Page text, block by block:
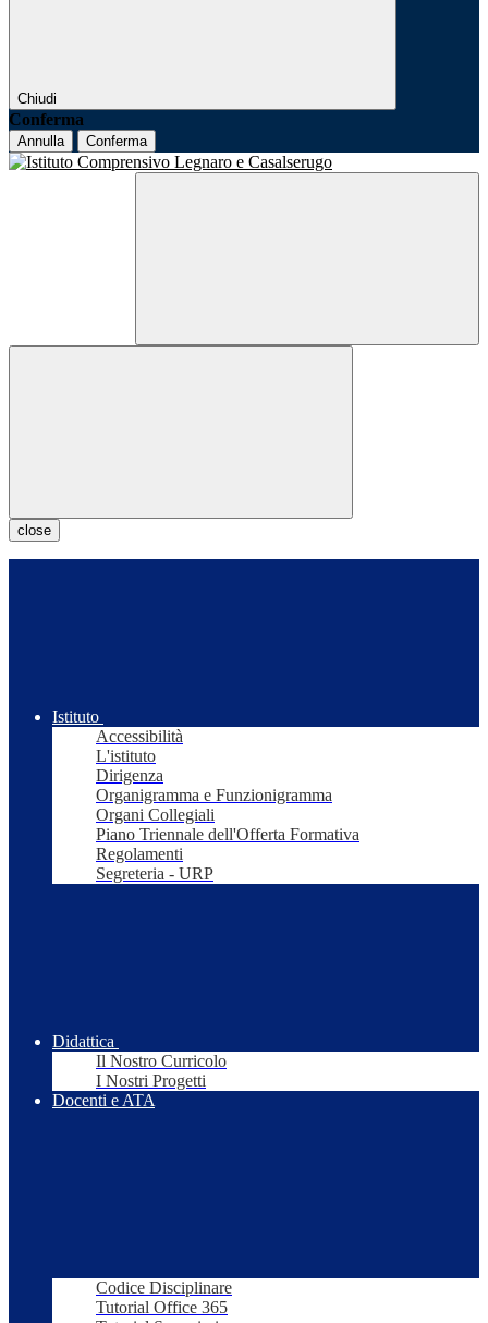
Chiudi
Conferma
Annulla Conferma
close
Istituto
Accessibilità
L'istituto
Dirigenza
Organigramma e Funzionigramma
Organi Collegiali
Piano Triennale dell'Offerta Formativa
Regolamenti
Segreteria - URP
Didattica
Il Nostro Curricolo
I Nostri Progetti
Docenti e ATA
Codice Disciplinare
Tutorial Office 365